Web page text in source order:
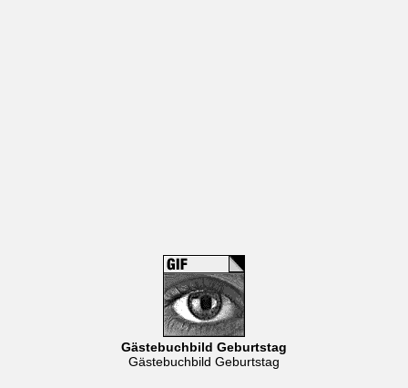
Gästebuchbild Geburtstag
Gästebuchbild Geburtstag